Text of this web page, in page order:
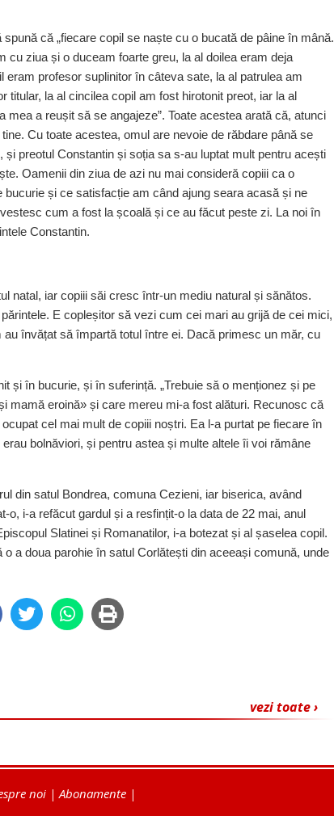
că „fiecare copil se naște cu o bucată de pâine în mână.
ziua și o duceam foarte greu, la al doilea eram deja
eram profesor suplinitor în câteva sate, la al patrulea am
titular, la al cincilea copil am fost hirotonit preot, iar la al
a reușit să se angajeze”. Toate acestea arată că, atunci
Cu toate acestea, omul are nevoie de răbdare până se
preotul Constantin și soția sa s-au luptat mult pentru acești
Oamenii din ziua de azi nu mai consideră copiii ca o
și ce satisfacție am când ajung seara acasă și ne
cum a fost la școală și ce au făcut peste zi. La noi în
Constantin.
natal, iar copiii săi cresc într-un mediu natural și sănătos.
E copleșitor să vezi cum cei mari au grijă de cei mici,
învățat să împartă totul între ei. Dacă primesc un măr, cu
și în bucurie, și în suferință. „Trebuie să o menționez și pe
mamă eroină» și care mereu mi-a fost alături. Recunosc că
cel mai mult de copiii noștri. Ea l-a purtat pe fiecare în
bolnăviori, și pentru astea și multe altele îi voi rămâne
din satul Bondrea, comuna Cezieni, iar biserica, având
o, i-a refăcut gardul și a res­fin­țit-o la data de 22 mai, anul
Slatinei și Romanatilor, i-a botezat și al șaselea copil.
a doua parohie în satul Corlătești din aceeași comună, unde
vezi toate ›
noi |Abonamente |